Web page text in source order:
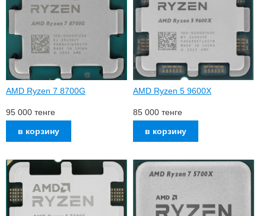
AMD Ryzen 7 8700G
95 000 тенге
AMD Ryzen 5 9600X
85 000 тенге